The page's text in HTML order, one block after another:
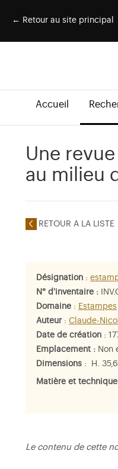
← Retour au site principal
Accueil
Une
au milieu
RETOUR A LA LISTE
Désignation :
N° d'inventaire :
Domaine : Estampes
Auteur: Claude-
Date de création :
Emplacement : Non
Dimensions : H.
Matière et technique
Le contenu de cette